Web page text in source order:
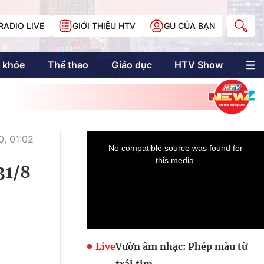
LIVE GIỚI THIỆU HTV GU CỦA BẠN
khỏe Thể thao Giáo dục HTV Show
Multimedia
Multiform
Doanh nhân Sài
Gòn
01:02
8
LiveVườn âm nhạc: Phép màu từ